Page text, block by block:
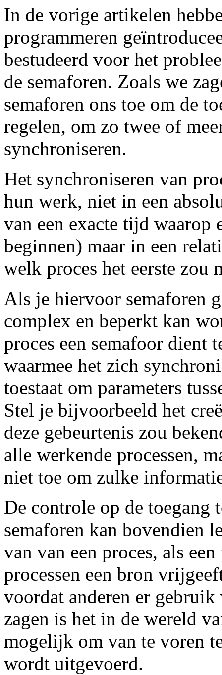
In de vorige artikelen
programmeren
bestudeerd voor het
de semaforen. Zoals we
semaforen ons toe om de
regelen, om zo twee of
synchroniseren.
Het synchroniseren van
hun werk, niet in een
van een exacte tijd waarop
beginnen) maar in een
welk proces het eerste zou
Als je hiervoor semaforen
complex en beperkt kan
proces een semafoor dient
waarmee het zich
toestaat om parameters
Stel je bijvoorbeeld het
deze gebeurtenis zou
alle werkende processen,
niet toe om zulke
De controle op de toegang
semaforen kan bovendien
van van een proces, als
processen een bron
voordat anderen er
zagen is het in de wereld
mogelijk om van te voren
wordt uitgevoerd.